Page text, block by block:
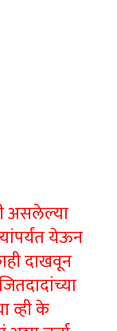
असलेल्या
येऊन
दाखवून
व्ही के